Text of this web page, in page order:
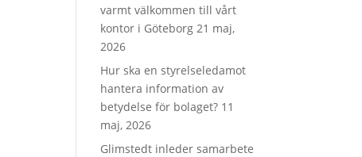
varmt välkommen till vårt
kontor i Göteborg 21 maj,
2026
Hur ska en styrelseledamot
hantera information av
betydelse för bolaget? 11
maj, 2026
Glimstedt inleder samarbete